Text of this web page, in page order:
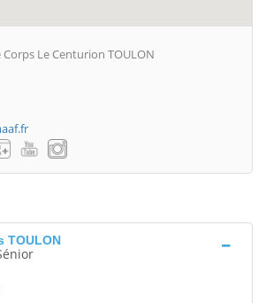
Corps Le Centurion TOULON
TOULON